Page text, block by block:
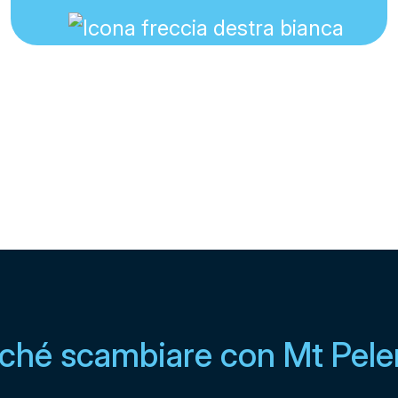
scambiare con Mt